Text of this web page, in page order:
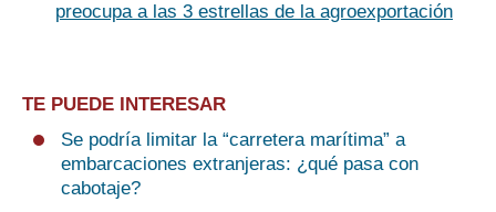
preocupa a las 3 estrellas de la agroexportación
TE PUEDE INTERESAR
Se podría limitar la “carretera marítima” a
embarcaciones extranjeras: ¿qué pasa con
cabotaje?